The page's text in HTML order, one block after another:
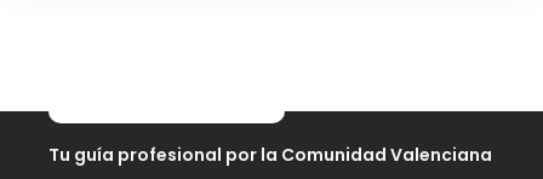
Tu guía profesional por la Comunidad Valenciana